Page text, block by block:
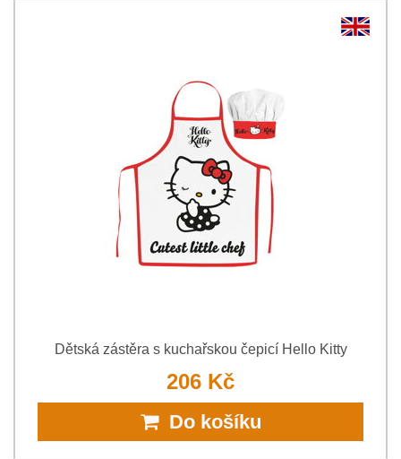
Dětská zástěra s kuchařskou čepicí Hello Kitty
206 Kč
Do košíku